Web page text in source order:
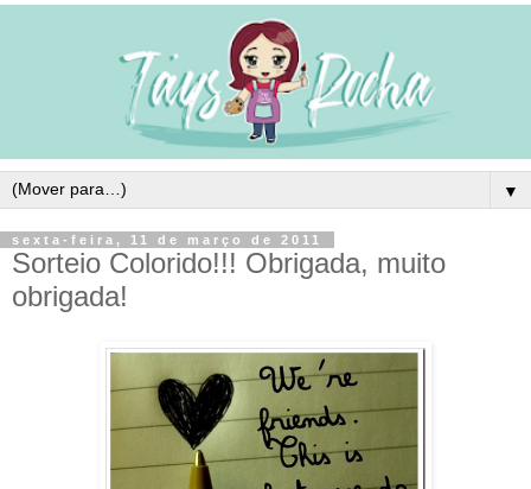
▼
sexta-feira, 11 de março de 2011
Sorteio Colorido!!! Obrigada, muito
obrigada!